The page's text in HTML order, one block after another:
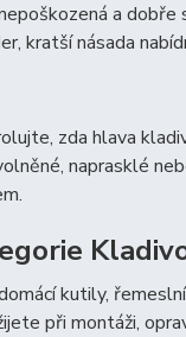
a
kratší násada
zda hlava
naprasklé
kutily,
při montáži,